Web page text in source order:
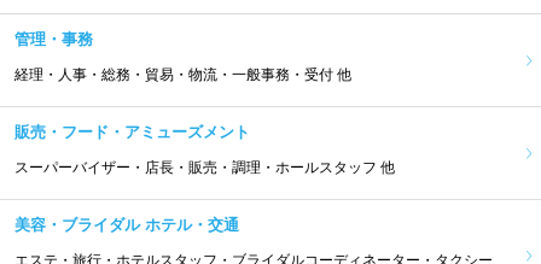
管理・事務
経理・人事・総務・貿易・物流・一般事務・受付 他
販売・フード・アミューズメント
スーパーバイザー・店長・販売・調理・ホールスタッフ 他
美容・ブライダル ホテル・交通
エステ・旅行・ホテルスタッフ・ブライダルコーディネーター・タクシー